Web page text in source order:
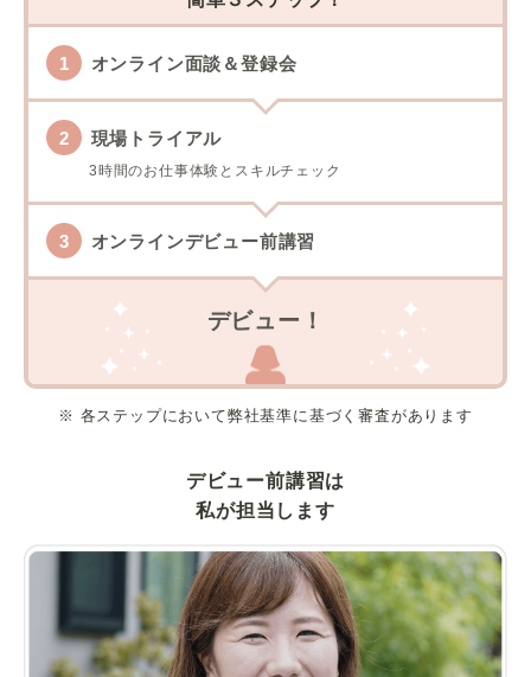
オンライン面談＆登録会
現場トライアル
3時間のお仕事体験とスキルチェック
オンラインデビュー前講習
デビュー！
※ 各ステップにおいて弊社基準に基づく審査があります
デビュー前講習は
私が担当します